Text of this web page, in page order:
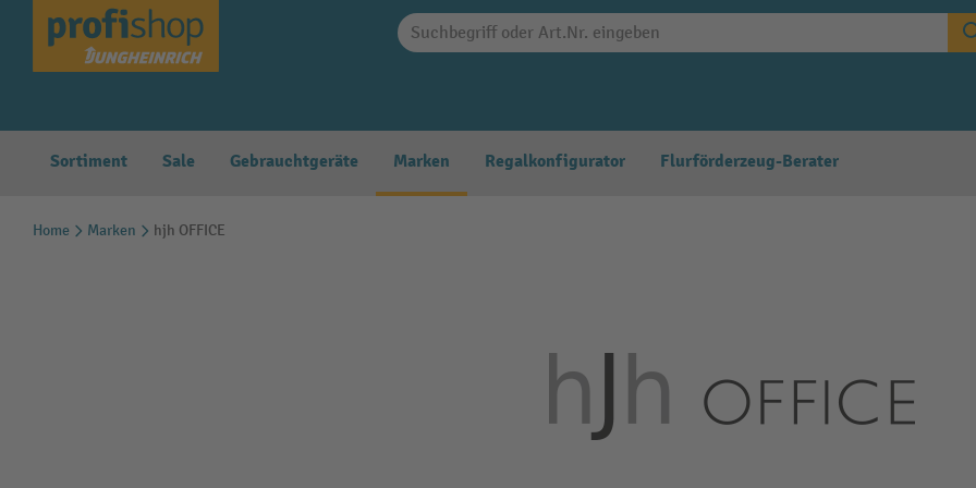
Zur Hauptnavigation springen
Sortiment Sale Gebrauchtgeräte Marken Regalkonfigurator Flurförderzeug-Berater
Home Marken hjh OFFICE